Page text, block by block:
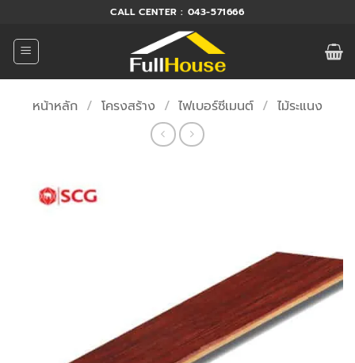
ยัง
เนื้อหา
CALL CENTER : 043-571666
หน้าหลัก / โครงสร้าง / ไฟเบอร์ซีเมนต์ / ไม้ระแนง